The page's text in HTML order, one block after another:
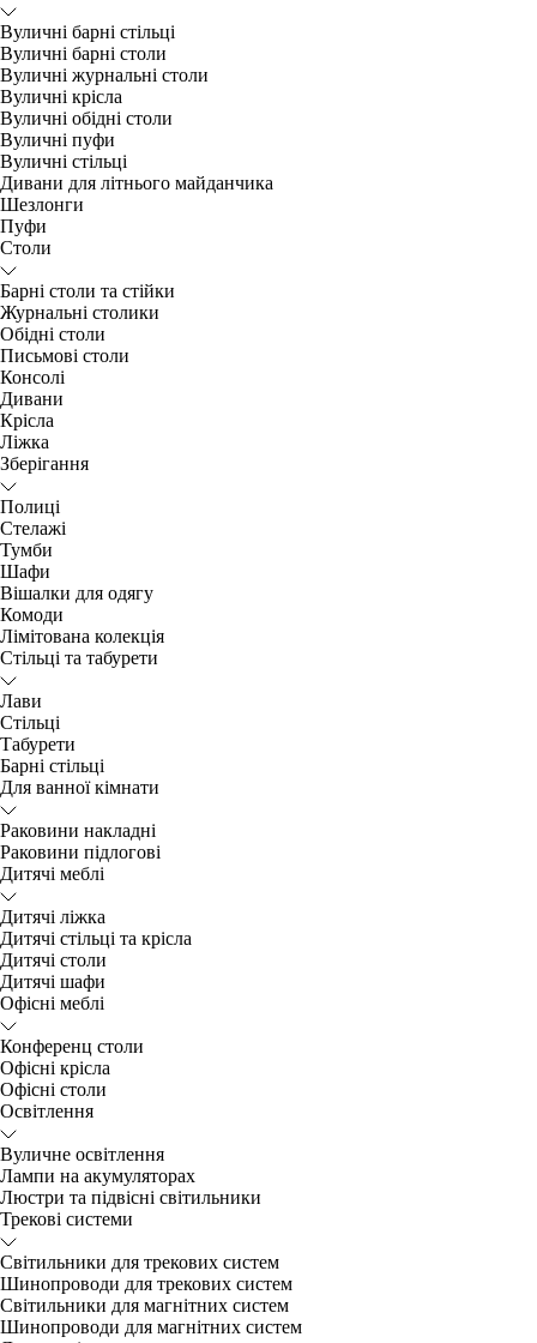
Вуличні барні стільці
Вуличні барні столи
Вуличні журнальні столи
Вуличні крісла
Вуличні обідні столи
Вуличні пуфи
Вуличні стільці
Дивани для літнього майданчика
Шезлонги
Пуфи
Столи
Барні столи та стійки
Журнальні столики
Обідні столи
Письмові столи
Консолі
Дивани
Крісла
Ліжка
Зберігання
Полиці
Стелажі
Тумби
Шафи
Вішалки для одягу
Комоди
Лімітована колекція
Стільці та табурети
Лави
Стільці
Табурети
Барні стільці
Для ванної кімнати
Раковини накладні
Раковини підлогові
Дитячі меблі
Дитячі ліжка
Дитячі стільці та крісла
Дитячі столи
Дитячі шафи
Офісні меблі
Конференц столи
Офісні крісла
Офісні столи
Освітлення
Вуличне освітлення
Лампи на акумуляторах
Люстри та підвісні світильники
Трекові системи
Світильники для трекових систем
Шинопроводи для трекових систем
Світильники для магнітних систем
Шинопроводи для магнітних систем